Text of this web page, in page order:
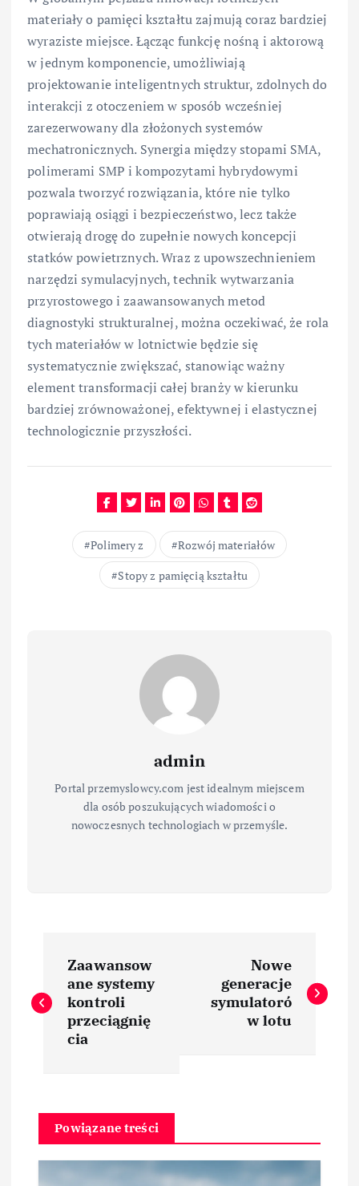
materiały o pamięci kształtu zajmują coraz bardziej
wyraziste miejsce. Łącząc funkcję nośną i aktorową
w jednym komponencie, umożliwiają
projektowanie inteligentnych struktur, zdolnych do
interakcji z otoczeniem w sposób wcześniej
zarezerwowany dla złożonych systemów
mechatronicznych. Synergia między stopami SMA,
polimerami SMP i kompozytami hybrydowymi
pozwala tworzyć rozwiązania, które nie tylko
poprawiają osiągi i bezpieczeństwo, lecz także
otwierają drogę do zupełnie nowych koncepcji
statków powietrznych. Wraz z upowszechnieniem
narzędzi symulacyjnych, technik wytwarzania
przyrostowego i zaawansowanych metod
diagnostyki strukturalnej, można oczekiwać, że rola
tych materiałów w lotnictwie będzie się
systematycznie zwiększać, stanowiąc ważny
element transformacji całej branży w kierunku
bardziej zrównoważonej, efektywnej i elastycznej
technologicznie przyszłości.
Polimery z
Rozwój materiałów
Stopy z pamięcią kształtu
admin
Portal przemyslowcy.com jest idealnym miejscem
dla osób poszukujących wiadomości o
nowoczesnych technologiach w przemyśle.
a
g
a
Zaawansow
ane systemy
kontroli
przeciągnię
cia
Nowe
generacje
symulatoró
w lotu
Powiązane treści